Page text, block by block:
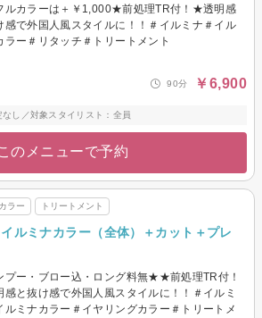
ルカラーは＋￥1,000★前処理TR付！★透明感
感で外国人風スタイルに！！＃イルミナ＃イル
ラー＃リタッチ＃トリートメント
90分 ￥6,900
し／対象スタイリスト：全員
のメニューで予約
ラー トリートメント
ルミナカラー（全体）＋カット＋プレ
プー・ブロー込・ロング料無★★前処理TR付！
と抜け感で外国人風スタイルに！！＃イルミ
ルミナカラー＃イヤリングカラー＃トリートメ